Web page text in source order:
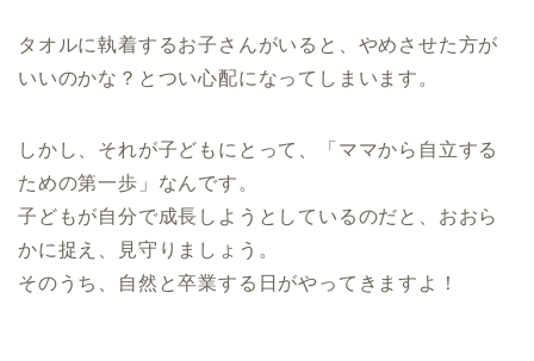
タオルに執着するお子さんがいると、やめさせた方が
いいのかな？とつい心配になってしまいます。
しかし、それが子どもにとって、「ママから自立する
ための第一歩」なんです。
子どもが自分で成長しようとしているのだと、おおら
かに捉え、見守りましょう。
そのうち、自然と卒業する日がやってきますよ！